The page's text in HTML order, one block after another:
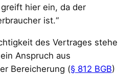
hier ein, da der
ist.“
des Vertrages stehe
Anspruch aus
Bereicherung (§ 812 BGB)